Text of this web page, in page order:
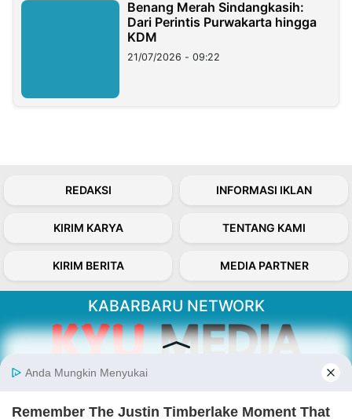
Benang Merah Sindangkasih:
Dari Perintis Purwakarta hingga
KDM
21/07/2026 - 09:22
REDAKSI INFORMASI IKLAN
KIRIM KARYA TENTANG KAMI
KIRIM BERITA MEDIA PARTNER
KABARBARU NETWORK